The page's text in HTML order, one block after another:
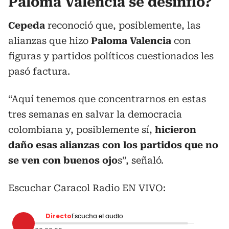
Cepeda reconoció que, posiblemente, las
alianzas que hizo Paloma Valencia con
figuras y partidos políticos cuestionados les
pasó factura.
“Aquí tenemos que concentrarnos en estas
tres semanas en salvar la democracia
colombiana y, posiblemente sí, hicieron
daño esas alianzas con los partidos que no
se ven con buenos ojos”, señaló.
Escuchar Caracol Radio EN VIVO:
Directo Escucha el audio